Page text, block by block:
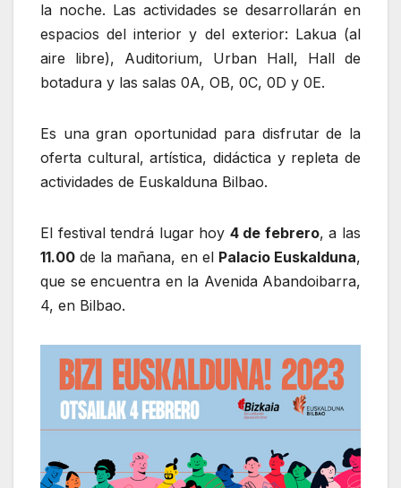
la noche. Las actividades se desarrollarán en
espacios del interior y del exterior: Lakua (al
aire libre), Auditorium, Urban Hall, Hall de
botadura y las salas 0A, OB, 0C, 0D y 0E.
Es una gran oportunidad para disfrutar de la
oferta cultural, artística, didáctica y repleta de
actividades de Euskalduna Bilbao.
El festival tendrá lugar hoy 4 de febrero, a las
11.00 de la mañana, en el Palacio Euskalduna,
que se encuentra en la Avenida Abandoibarra,
4, en Bilbao.